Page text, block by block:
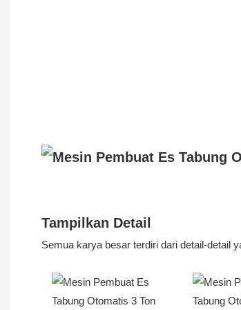
Tampilkan Detail
Semua karya besar terdiri dari detail-detail